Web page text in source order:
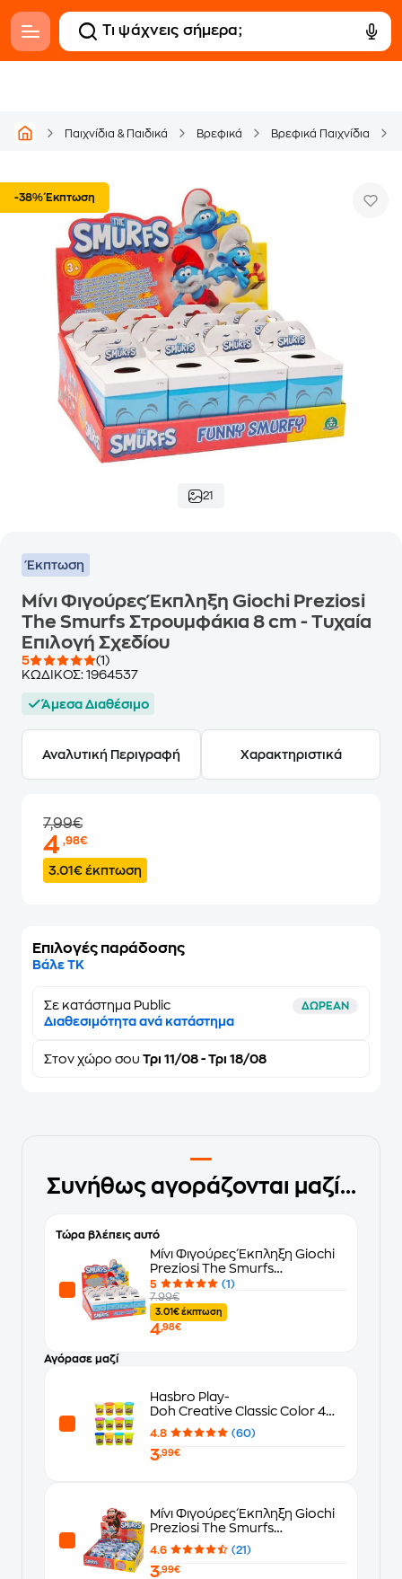
Παιχνίδια & Παιδικά Βρεφικά Βρεφικά Παιχνίδια
-38% Έκπτωση
21
Έκπτωση
Μίνι Φιγούρες Έκπληξη Giochi Preziosi
The Smurfs Στρουμφάκια 8 cm - Τυχαία
Επιλογή Σχεδίου
5
(1)
ΚΩΔΙΚΟΣ: 1964537
Άμεσα Διαθέσιμο
Αναλυτική Περιγραφή Χαρακτηριστικά
7,99€
4,98€
3.01€ έκπτωση
Επιλογές παράδοσης
Βάλε ΤΚ
Σε κατάστημα Public ΔΩΡΕΑΝ
Διαθεσιμότητα ανά κατάστημα
Στον χώρο σου Τρι 11/08 - Τρι 18/08
Συνήθως αγοράζονται μαζί...
Τώρα βλέπεις αυτό
Μίνι Φιγούρες Έκπληξη Giochi
Preziosi The Smurfs
Στρουμφάκια 8 cm - Τυχαία
Επιλογή Σχεδίου
5
(1)
7.99€
3.01€ έκπτωση
4,98€
Αγόρασε μαζί
Hasbro Play-
Doh Creative Classic Color 4
Σχέδια - Τυχαία Επιλογή
4.8 (60)
3,99€
Μίνι Φιγούρες Έκπληξη Giochi
Preziosi The Smurfs
Στρουμφάκια 5.5 cm - Τυχαία
Επιλογή Σχεδίου
4.6 (21)
3,99€